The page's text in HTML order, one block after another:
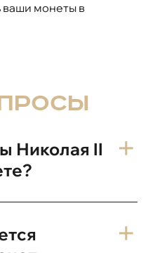
ваши монеты в
Николая II
юбилейные и
состоянии.